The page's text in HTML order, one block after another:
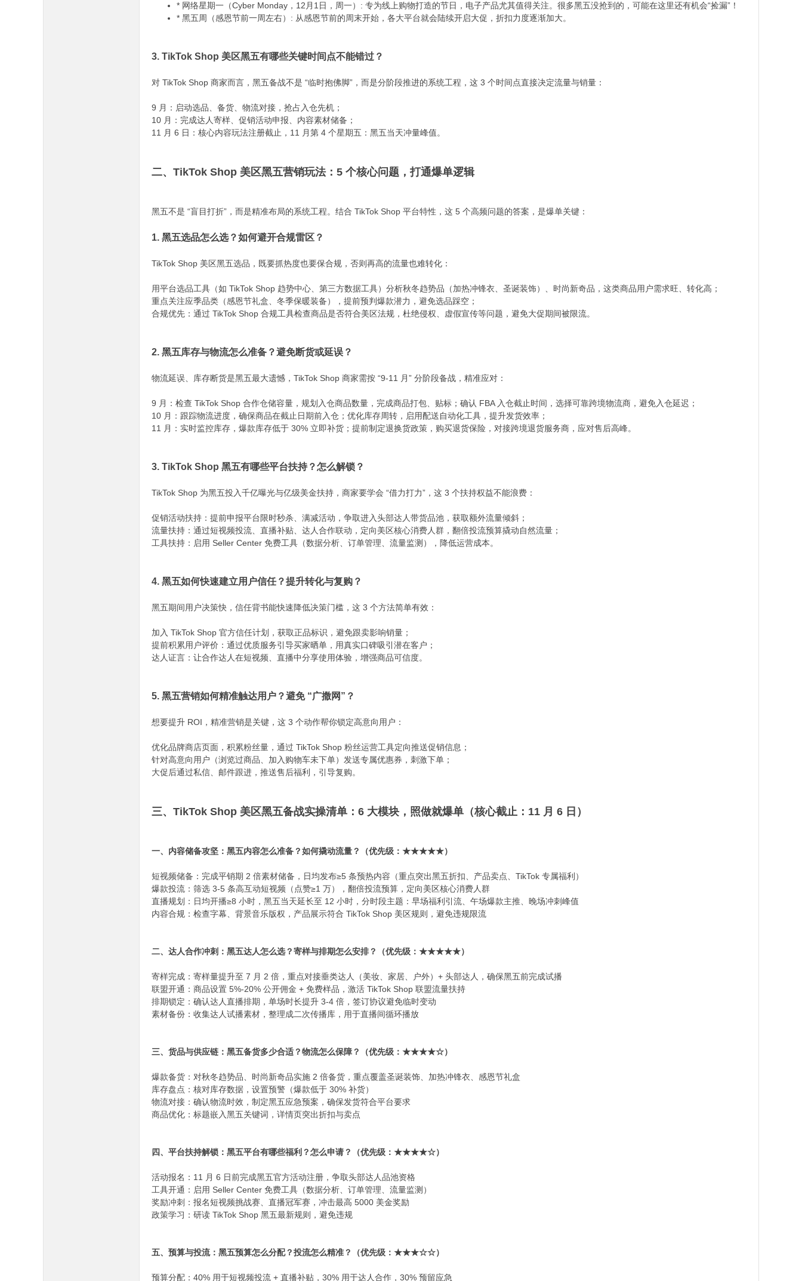
* 网络星期一（Cyber Monday，12月1日，周一）: 专为线上购物打造的节日，电子产品尤其值得关注。很多黑五没抢到的，可能在这里还有机会“捡漏”！
* 黑五周（感恩节前一周左右）: 从感恩节前的周末开始，各大平台就会陆续开启大促，折扣力度逐渐加大。
3. TikTok Shop 美区黑五有哪些关键时间点不能错过？​
对 TikTok Shop 商家而言，黑五备战不是 “临时抱佛脚”，而是分阶段推进的系统工程，这 3 个时间点直接决定流量与销量：​
9 月：启动选品、备货、物流对接，抢占入仓先机；​
10 月：完成达人寄样、促销活动申报、内容素材储备；​
11 月 6 日：核心内容玩法注册截止，11 月第 4 个星期五：黑五当天冲量峰值。​
二、TikTok Shop 美区黑五营销玩法：5 个核心问题，打通爆单逻辑​
黑五不是 “盲目打折”，而是精准布局的系统工程。结合 TikTok Shop 平台特性，这 5 个高频问题的答案，是爆单关键：​
1. 黑五选品怎么选？如何避开合规雷区？​
TikTok Shop 美区黑五选品，既要抓热度也要保合规，否则再高的流量也难转化：​
用平台选品工具（如 TikTok Shop 趋势中心、第三方数据工具）分析秋冬趋势品（加热冲锋衣、圣诞装饰）、时尚新奇品，这类商品用户需求旺、转化高；​
重点关注应季品类（感恩节礼盒、冬季保暖装备），提前预判爆款潜力，避免选品踩空；​
合规优先：通过 TikTok Shop 合规工具检查商品是否符合美区法规，杜绝侵权、虚假宣传等问题，避免大促期间被限流。​
2. 黑五库存与物流怎么准备？避免断货或延误？​
物流延误、库存断货是黑五最大遗憾，TikTok Shop 商家需按 “9-11 月” 分阶段备战，精准应对：​
9 月：检查 TikTok Shop 合作仓储容量，规划入仓商品数量，完成商品打包、贴标；确认 FBA 入仓截止时间，选择可靠跨境物流商，避免入仓延迟；​
10 月：跟踪物流进度，确保商品在截止日期前入仓；优化库存周转，启用配送自动化工具，提升发货效率；​
11 月：实时监控库存，爆款库存低于 30% 立即补货；提前制定退换货政策，购买退货保险，对接跨境退货服务商，应对售后高峰。​
3. TikTok Shop 黑五有哪些平台扶持？怎么解锁？​
TikTok Shop 为黑五投入千亿曝光与亿级美金扶持，商家要学会 “借力打力”，这 3 个扶持权益不能浪费：​
促销活动扶持：提前申报平台限时秒杀、满减活动，争取进入头部达人带货品池，获取额外流量倾斜；​
流量扶持：通过短视频投流、直播补贴、达人合作联动，定向美区核心消费人群，翻倍投流预算撬动自然流量；​
工具扶持：启用 Seller Center 免费工具（数据分析、订单管理、流量监测），降低运营成本。​
4. 黑五如何快速建立用户信任？提升转化与复购？​
黑五期间用户决策快，信任背书能快速降低决策门槛，这 3 个方法简单有效：​
加入 TikTok Shop 官方信任计划，获取正品标识，避免跟卖影响销量；​
提前积累用户评价：通过优质服务引导买家晒单，用真实口碑吸引潜在客户；​
达人证言：让合作达人在短视频、直播中分享使用体验，增强商品可信度。​
5. 黑五营销如何精准触达用户？避免 “广撒网”？​
想要提升 ROI，精准营销是关键，这 3 个动作帮你锁定高意向用户：​
优化品牌商店页面，积累粉丝量，通过 TikTok Shop 粉丝运营工具定向推送促销信息；​
针对高意向用户（浏览过商品、加入购物车未下单）发送专属优惠券，刺激下单；​
大促后通过私信、邮件跟进，推送售后福利，引导复购。​
三、TikTok Shop 美区黑五备战实操清单：6 大模块，照做就爆单（核心截止：11 月 6 日）​
一、内容储备攻坚：黑五内容怎么准备？如何撬动流量？（优先级：★★★★★）​
短视频储备：完成平销期 2 倍素材储备，日均发布≥5 条预热内容（重点突出黑五折扣、产品卖点、TikTok 专属福利）​
爆款投流：筛选 3-5 条高互动短视频（点赞≥1 万），翻倍投流预算，定向美区核心消费人群​
直播规划：日均开播≥8 小时，黑五当天延长至 12 小时，分时段主题：早场福利引流、午场爆款主推、晚场冲刺峰值​
内容合规：检查字幕、背景音乐版权，产品展示符合 TikTok Shop 美区规则，避免违规限流​
二、达人合作冲刺：黑五达人怎么选？寄样与排期怎么安排？（优先级：★★★★★）​
寄样完成：寄样量提升至 7 月 2 倍，重点对接垂类达人（美妆、家居、户外）+ 头部达人，确保黑五前完成试播​
联盟开通：商品设置 5%-20% 公开佣金 + 免费样品，激活 TikTok Shop 联盟流量扶持​
排期锁定：确认达人直播排期，单场时长提升 3-4 倍，签订协议避免临时变动​
素材备份：收集达人试播素材，整理成二次传播库，用于直播间循环播放​
三、货品与供应链：黑五备货多少合适？物流怎么保障？（优先级：★★★★☆）​
爆款备货：对秋冬趋势品、时尚新奇品实施 2 倍备货，重点覆盖圣诞装饰、加热冲锋衣、感恩节礼盒​
库存盘点：核对库存数据，设置预警（爆款低于 30% 补货）​
物流对接：确认物流时效，制定黑五应急预案，确保发货符合平台要求​
商品优化：标题嵌入黑五关键词，详情页突出折扣与卖点​
四、平台扶持解锁：黑五平台有哪些福利？怎么申请？（优先级：★★★★☆）​
活动报名：11 月 6 日前完成黑五官方活动注册，争取头部达人品池资格​
工具开通：启用 Seller Center 免费工具（数据分析、订单管理、流量监测）​
奖励冲刺：报名短视频挑战赛、直播冠军赛，冲击最高 5000 美金奖励​
政策学习：研读 TikTok Shop 黑五最新规则，避免违规​
五、预算与投流：黑五预算怎么分配？投流怎么精准？（优先级：★★★☆☆）​
预算分配：40% 用于短视频投流 + 直播补贴，30% 用于达人合作，30% 预留应急​